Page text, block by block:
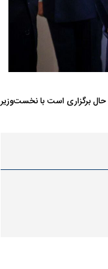
برگزاری است با نخست‌وزیر